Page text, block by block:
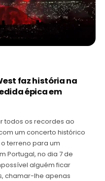
faz história na
épica em
todos os recordes ao
um concerto histórico
terreno para um
Portugal, no dia 7 de
alguém ficar
chamar-lhe apenas